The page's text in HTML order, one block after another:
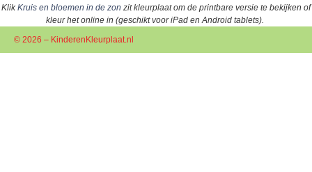
KlikKruis en bloemen in de zon zit kleurplaat om de printbare versie te bekijken of
kleur het online in (geschikt voor iPad en Android tablets).
© 2026 – KinderenKleurplaat.nl